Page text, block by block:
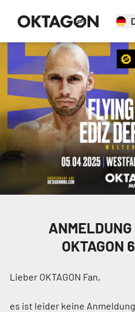
OKTAGON
Lieber OKTAGON Fan,
es ist leider keine